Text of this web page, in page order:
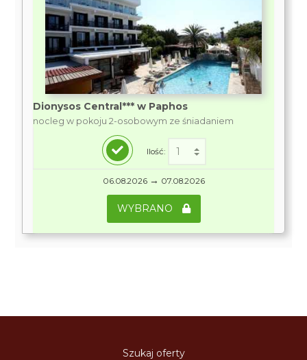
Dionysos Central*** w Paphos
nocleg w pokoju 2-osobowym ze śniadaniem
Ilość:
06.08.2026 → 07.08.2026
WYBRANO
Szukaj oferty